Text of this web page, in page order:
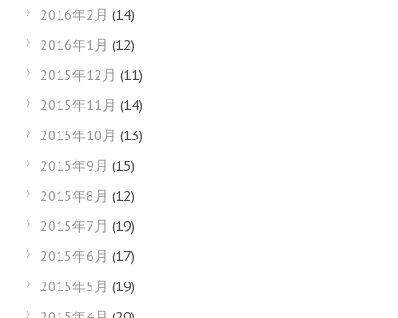
2016年2月 (14)
2016年1月 (12)
2015年12月 (11)
2015年11月 (14)
2015年10月 (13)
2015年9月 (15)
2015年8月 (12)
2015年7月 (19)
2015年6月 (17)
2015年5月 (19)